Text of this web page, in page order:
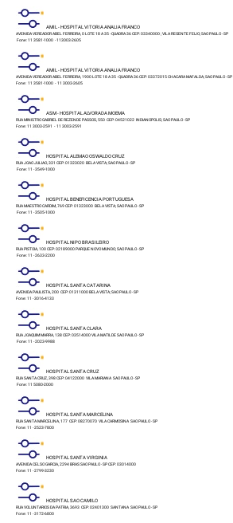
AMIL - HOSPITAL VITORIA ANALIA FRANCO
AVENIDA VEREADOR ABEL FERREIRA, 0 LOTE 18 A 35 - QUADRA 36 CEP: 03340000 ; VILA REGENTE FEIJO; SAO PAULO - SP
Fone: 11 3581-1000 - 113003-2605
AMIL - HOSPITAL VITORIA ANALIA FRANCO
AVENIDA VEREADOR ABEL FERREIRA, 1900 LOTE 18 A 35 - QUADRA 36 CEP: 03372015 CHACARA MAFALDA; SAO PAULO - SP
Fone: 11 3581-1000 - 11 3003-2605
ASM - HOSPITAL ALVORADA MOEMA
RUA MINISTRO GABRIEL DE REZENDE PASSOS, 550 CEP: 04521022 INDIANOPOLIS; SAO PAULO - SP
Fone: 11 3003-2591 - 11 3003-2591
HOSPITAL ALEMAO OSWALDO CRUZ
RUA JOAO JULIAO, 331 CEP: 01323020 BELA VISTA; SAO PAULO - SP
Fone: 11 - 3549-1000
HOSPITAL BENEFICENCIA PORTUGUESA
RUA MAESTRO CARDIM, 769 CEP: 01323000 BELA VISTA; SAO PAULO - SP
Fone: 11 - 3505-1000
HOSPITAL NIPO BRASILEIRO
RUA PISTOIA, 100 CEP: 02189000 PARQUE NOVO MUNDO; SAO PAULO - SP
Fone: 11 - 2633-2200
HOSPITAL SANTA CATARINA
AVENIDA PAULISTA, 200 CEP: 01311000 BELA VISTA; SAO PAULO - SP
Fone: 11 - 3016-4133
HOSPITAL SANTA CLARA
RUA JOAQUIM MARRA, 138 CEP: 03514000 VILA MATILDE SAO PAULO - SP
Fone: 11 - 2023-9988
HOSPITAL SANTA CRUZ
RUA SANTA CRUZ, 398 CEP: 04122000 VILA MARIANA SAO PAULO - SP
Fone: 11 5080-2000
HOSPITAL SANTA MARCELINA
RUA SANTA MARCELINA, 177 CEP: 08270070 VILA CARMOSINA SAO PAULO - SP
Fone: 11 - 2523-7800
HOSPITAL SANTA VIRGINIA
AVENIDA CELSO GARCIA, 2294 BRAS SAO PAULO - SP CEP: 03014000
Fone: 11 - 2799-3230
HOSPITAL SAO CAMILO
RUA VOLUNTARIOS DA PATRIA, 3693 CEP: 02401300 SANTANA SAO PAULO - SP
Fone: 11 - 3172-6800